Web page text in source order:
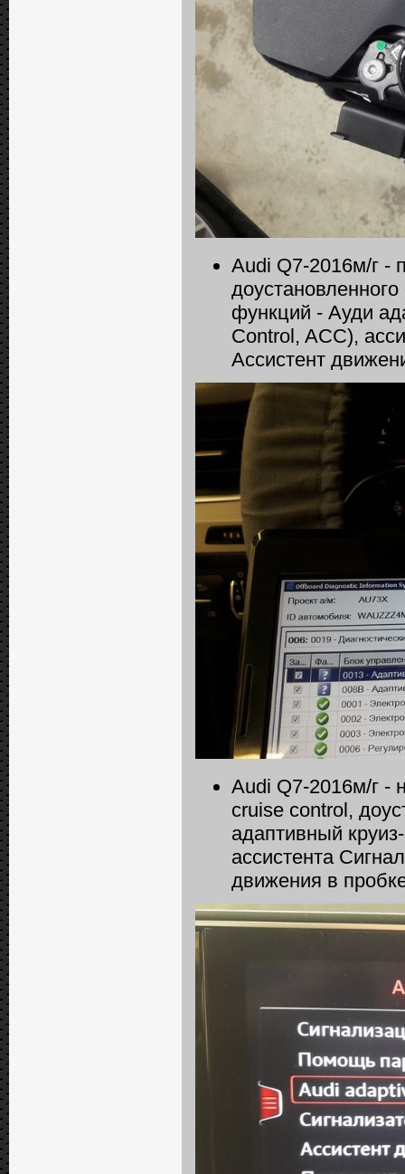
Audi Q7-2016м/г -
функций - Ауди
Control, ACC),
Ассистент
Audi Q7-2016м/г -
сruise сontrol,
адаптивный
ассистента
движения в